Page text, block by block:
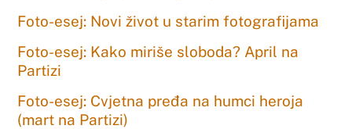
Foto-esej: Novi život u starim fotografijama
Foto-esej: Kako miriše sloboda? April na
Partizi
Foto-esej: Cvjetna pređa na humci heroja
(mart na Partizi)